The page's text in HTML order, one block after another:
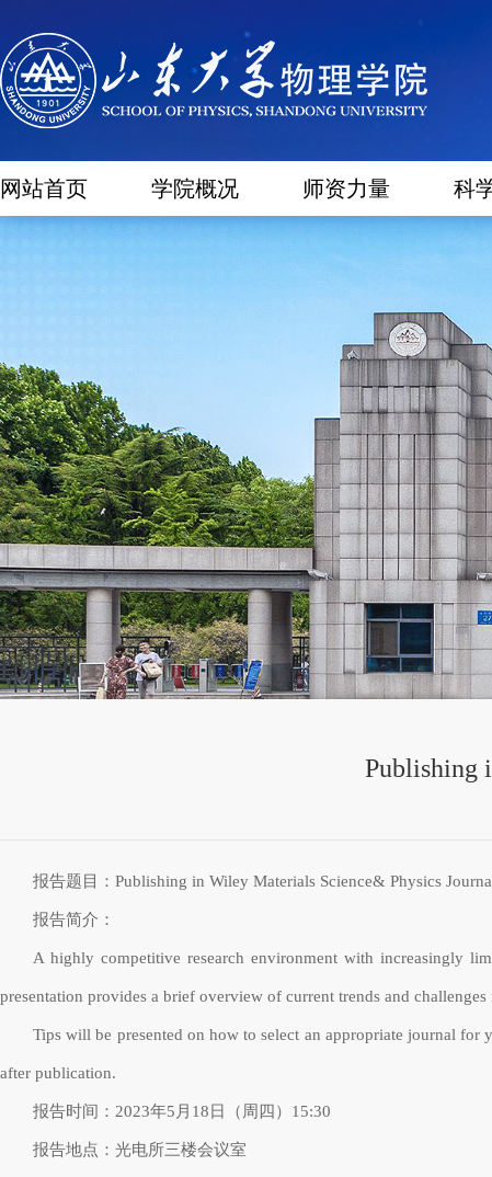
网站首页 学院概况 师资力量 科
Publishing
报告题目 ： Publishing in Wiley Materials Science& Physics
报告简介：
A highly competitive research environment with increasingly
presentation provides a brief overview of current trends and
Tips will be presented on how to select an appropriate journal for
after publication.
报告时间：2023年5月18日（周四）15:30
报告地点：光电所三楼会议室